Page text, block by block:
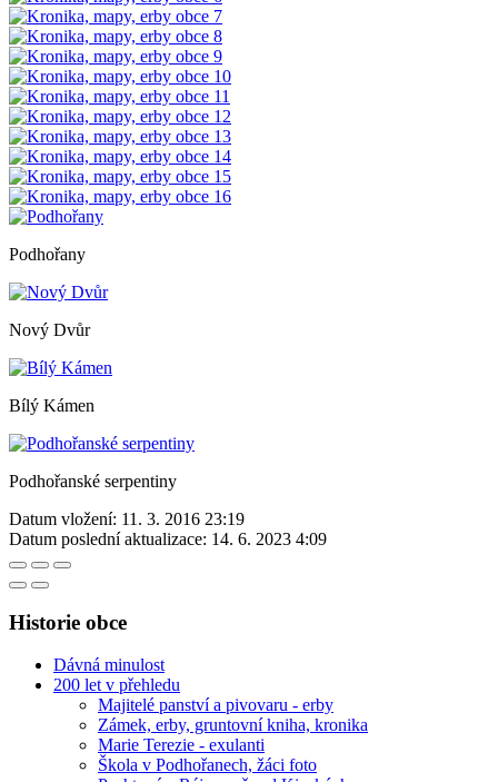
Podhořany
Nový Dvůr
Bílý Kámen
Podhořanské serpentiny
Datum vložení: 11. 3. 2016 23:19
Datum poslední aktualizace: 14. 6. 2023 4:09
Historie obce
Dávná minulost
200 let v přehledu
Majitelé panství a pivovaru - erby
Zámek, erby, gruntovní kniha, kronika
Marie Terezie - exulanti
Škola v Podhořanech, žáci foto